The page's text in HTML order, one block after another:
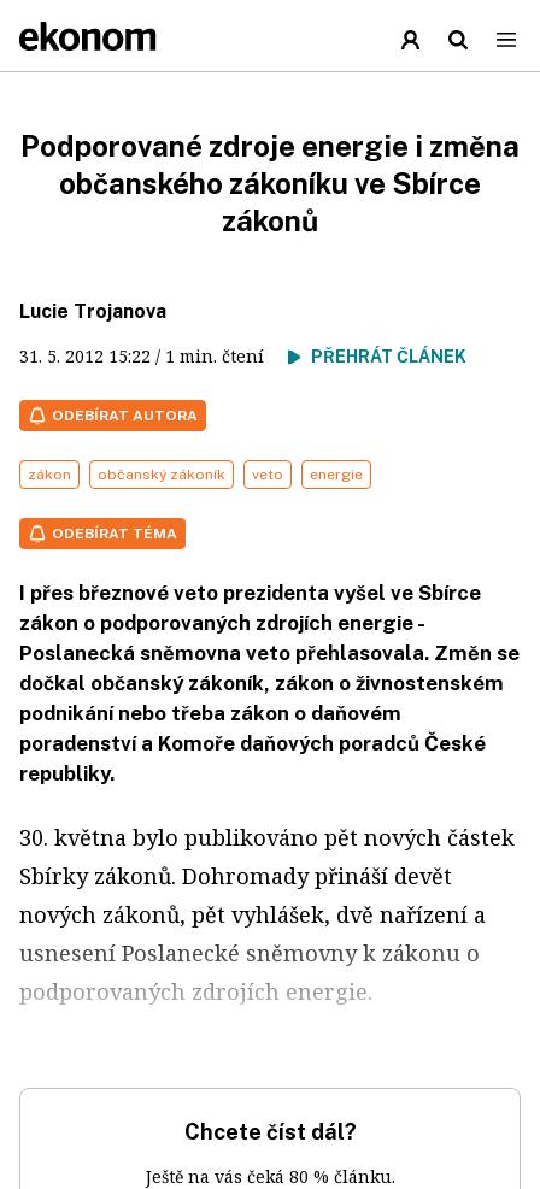
Podporované zdroje energie i změna
občanského zákoníku ve Sbírce
zákonů
Lucie Trojanova
31. 5. 2012 15:22 / 1 min. čtení PŘEHRÁT ČLÁNEK
ODEBÍRAT AUTORA
zákon občanský zákoník veto energie
ODEBÍRAT TÉMA
I přes březnové veto prezidenta vyšel ve Sbírce
zákon o podporovaných zdrojích energie -
Poslanecká sněmovna veto přehlasovala. Změn se
dočkal občanský zákoník, zákon o živnostenském
podnikání nebo třeba zákon o daňovém
poradenství a Komoře daňových poradců České
republiky.
30. května bylo publikováno pět nových částek
Sbírky zákonů. Dohromady přináší devět
nových zákonů, pět vyhlášek, dvě nařízení a
usnesení Poslanecké sněmovny k zákonu o
podporovaných zdrojích energie.
Chcete číst dál?
Ještě na vás čeká 80 % článku.